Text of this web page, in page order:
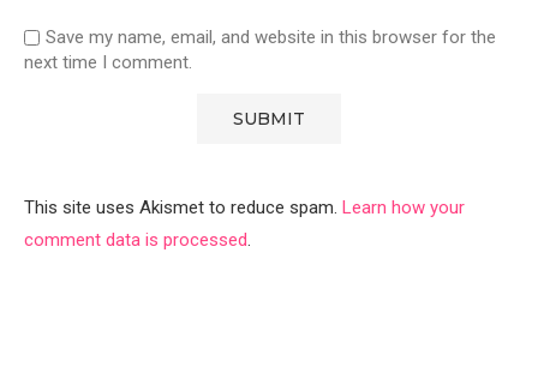
Save my name, email, and website in this browser for the
next time I comment.
This site uses Akismet to reduce spam. Learn how your
comment data is processed.